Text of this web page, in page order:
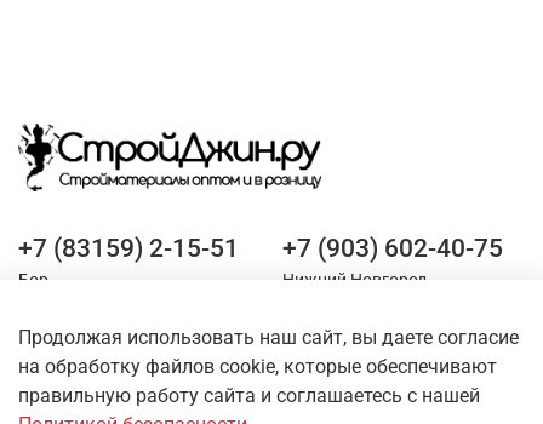
+7 (83159) 2-15-51
Бор
+7 (903) 602-40-75
Нижний Новгород
Оставайтесь на связи
Продолжая использовать наш сайт, вы даете согласие
на обработку файлов cookie, которые обеспечивают
правильную работу сайта и соглашаетесь с нашей